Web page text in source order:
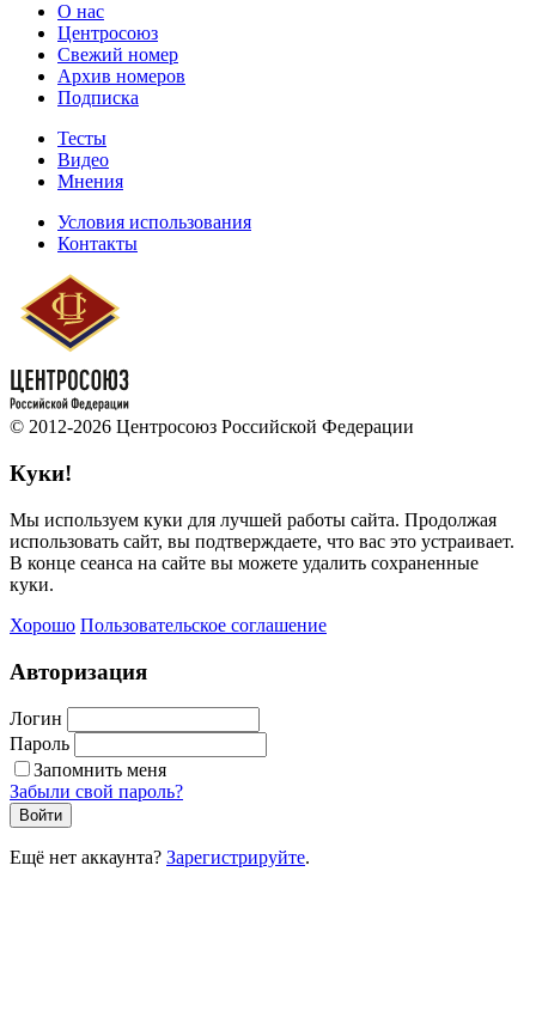
О нас
Центросоюз
Свежий номер
Архив номеров
Подписка
Тесты
Видео
Мнения
Условия использования
Контакты
© 2012-2026 Центросоюз Российской Федерации
Куки!
Мы используем куки для лучшей работы сайта. Продолжая
использовать сайт, вы подтверждаете, что вас это устраивает.
В конце сеанса на сайте вы можете удалить сохраненные
куки.
Хорошо Пользовательское соглашение
Авторизация
Логин
Пароль
Запомнить меня
Забыли свой пароль?
Войти
Ещё нет аккаунта? Зарегистрируйте.